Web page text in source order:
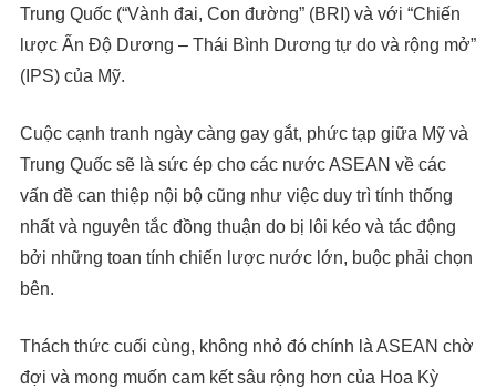
Trung Quốc (“Vành đai, Con đường” (BRI) và với “Chiến
lược Ấn Độ Dương – Thái Bình Dương tự do và rộng mở”
(IPS) của Mỹ.
Cuộc cạnh tranh ngày càng gay gắt, phức tạp giữa Mỹ và
Trung Quốc sẽ là sức ép cho các nước ASEAN về các
vấn đề can thiệp nội bộ cũng như việc duy trì tính thống
nhất và nguyên tắc đồng thuận do bị lôi kéo và tác động
bởi những toan tính chiến lược nước lớn, buộc phải chọn
bên.
Thách thức cuối cùng, không nhỏ đó chính là ASEAN chờ
đợi và mong muốn cam kết sâu rộng hơn của Hoa Kỳ